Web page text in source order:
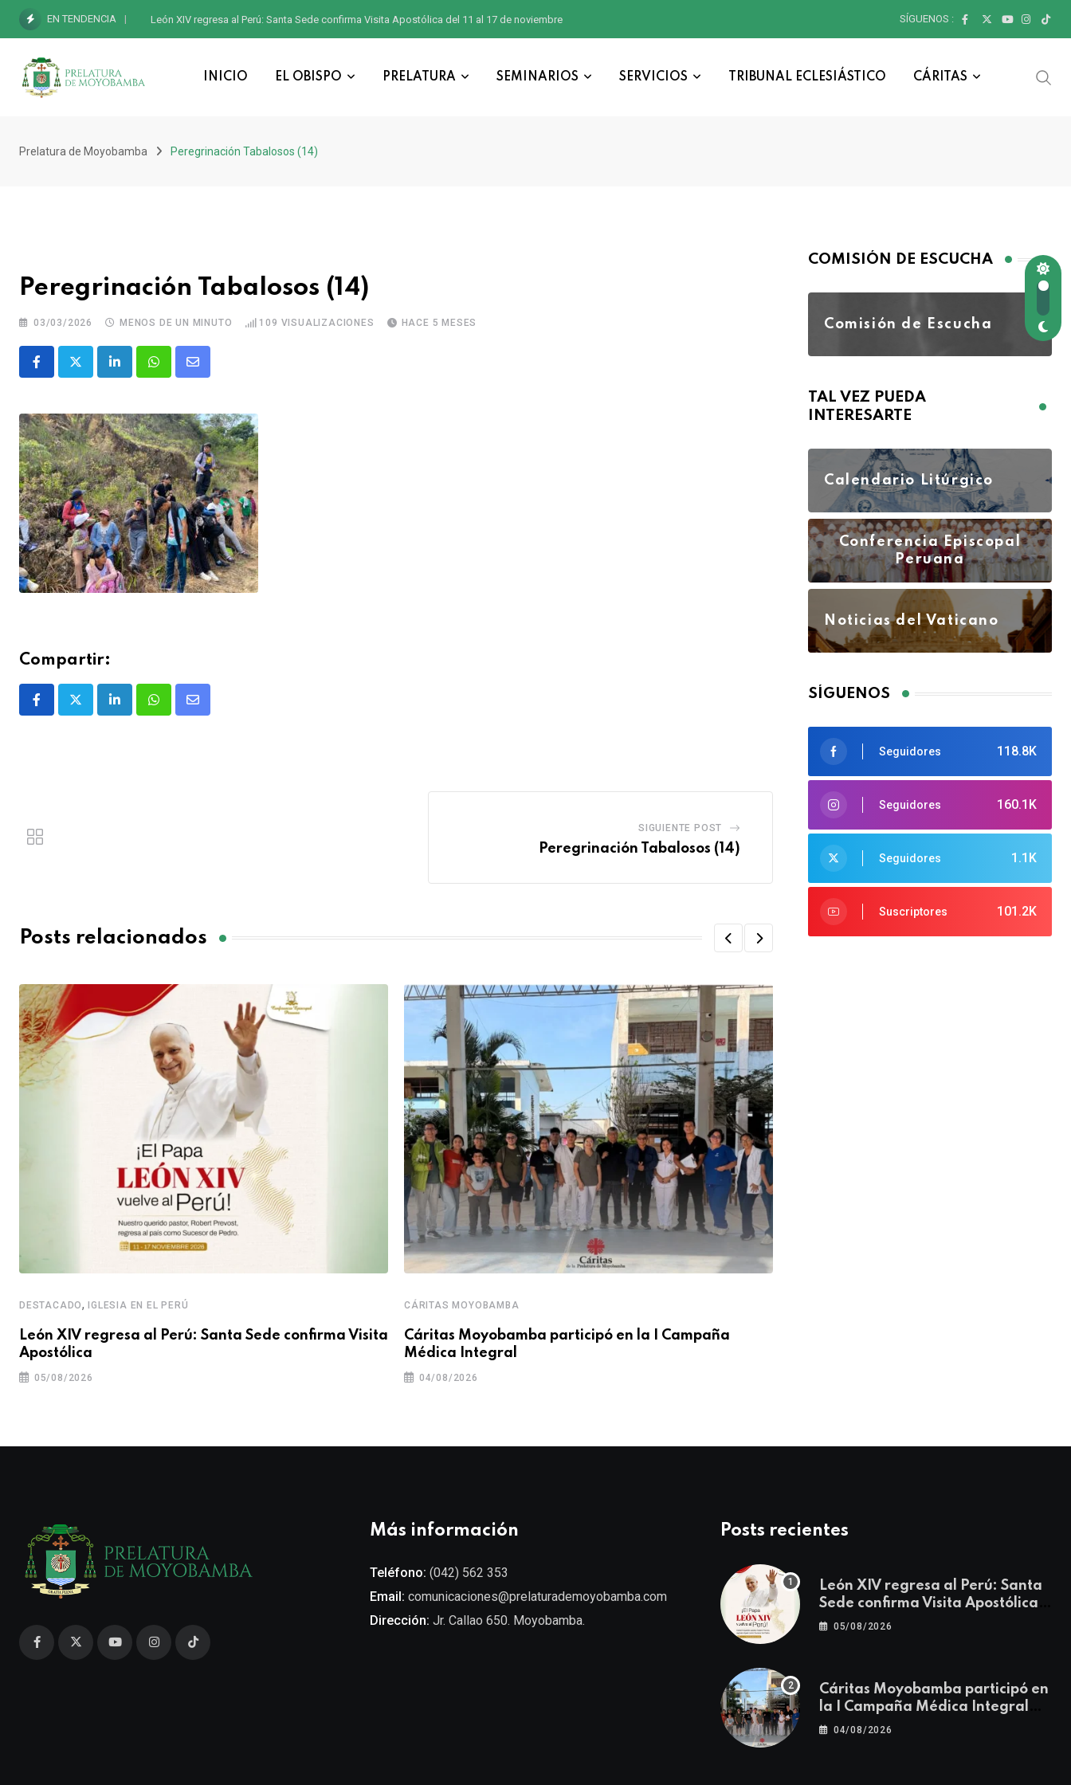
EN TENDENCIA León XIV regresa al Perú: Santa Sede confirma Visita Apostólica del 11 al 17 de noviembre SÍGUENOS :
INICIO EL OBISPO PRELATURA SEMINARIOS SERVICIOS TRIBUNAL ECLESIÁSTICO CÁRITAS
Prelatura de Moyobamba Peregrinación Tabalosos (14)
Peregrinación Tabalosos (14)
03/03/2026 MENOS DE UN MINUTO 109 VISUALIZACIONES HACE 5 MESES
Compartir:
SIGUIENTE POST
Peregrinación Tabalosos (14)
Posts relacionados
DESTACADO,IGLESIA EN EL PERÚ
León XIV regresa al Perú: Santa Sede confirma Visita
Apostólica
05/08/2026
CÁRITAS MOYOBAMBA
Cáritas Moyobamba participó en la I Campaña
Médica Integral
04/08/2026
COMISIÓN DE ESCUCHA
Comisión de Escucha
TAL VEZ PUEDA
INTERESARTE
Calendario Litúrgico
Conferencia Episcopal
Peruana
Noticias del Vaticano
SÍGUENOS
118.8K
Seguidores
160.1K
Seguidores
1.1K
Seguidores
101.2K
Suscriptores
Más información
Teléfono: (042) 562 353
Email: comunicaciones@prelaturademoyobamba.com
Dirección: Jr. Callao 650. Moyobamba.
Posts recientes
León XIV regresa al Perú: Santa
Sede confirma Visita Apostólica
del 11 al 17 de noviembre
05/08/2026
Cáritas Moyobamba participó en
la I Campaña Médica Integral
Gratuita llevando salud y
04/08/2026